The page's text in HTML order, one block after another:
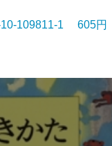
109811-1 605